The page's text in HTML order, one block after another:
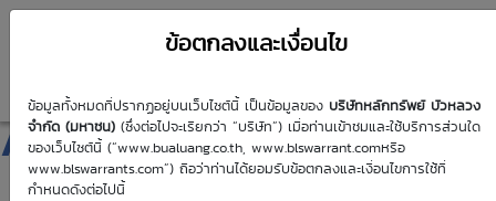
ข้อตกลงและเงื่อนไข
ข้อมูลทั้งหมดที่ปรากฏอยู่บนเว็บไซต์นี้ เป็นข้อมูลของ บริษัทหลักทรัพย์ บัวหลวง
จำกัด (มหาชน) (ซึ่งต่อไปจะเรียกว่า “บริษัท”) เมื่อท่านเข้าชมและใช้บริการส่วนใด
ของเว็บไซต์นี้ (“www.bualuang.co.th, www.blswarrant.comหรือ
www.blswarrants.com”) ถือว่าท่านได้ยอมรับข้อตกลงและเงื่อนไขการใช้ที่
กำหนดดังต่อไปนี้
AAV01C2512A